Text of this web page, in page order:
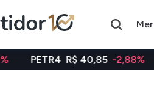
R$ 40,85 -2,88% VALE3 R$